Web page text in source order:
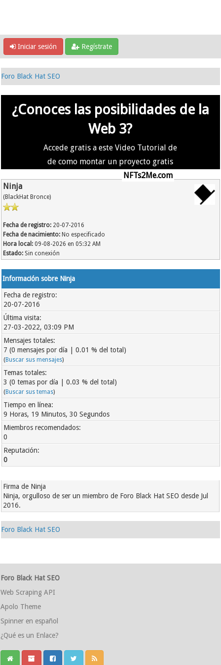
Iniciar sesión Regístrate
Foro Black Hat SEO
¿Conoces las posibilidades de la
Web 3?
Accede gratis a este Video Tutorial de
de como montar un proyecto gratis
NFTs2Me.com
Ninja
(BlackHat Bronce)
Fecha de registro: 20-07-2016
Fecha de nacimiento: No especificado
Hora local: 09-08-2026 en 05:32 AM
Estado: Sin conexión
Información sobre Ninja
Fecha de registro:
20-07-2016
Última visita:
27-03-2022, 03:09 PM
Mensajes totales:
7 (0 mensajes por día | 0.01 % del total)
(Buscar sus mensajes)
Temas totales:
3 (0 temas por día | 0.03 % del total)
(Buscar sus temas)
Tiempo en línea:
9 Horas, 19 Minutos, 30 Segundos
Miembros recomendados:
0
Reputación:
0
Firma de Ninja
Ninja, orgulloso de ser un miembro de Foro Black Hat SEO desde Jul
2016.
Foro Black Hat SEO
Foro Black Hat SEO
Web Scraping API
Apolo Theme
Spinner en español
¿Qué es un Enlace?